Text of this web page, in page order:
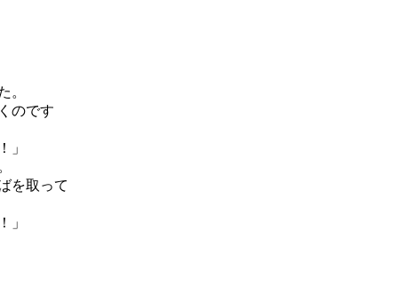
。
のです
」
を取って
」